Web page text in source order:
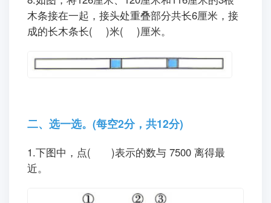
( )
(
)
( ) (
8.如图，将126厘米、120厘米和116厘米的3根
木条接在一起，接头处重叠部分共长6厘米，接